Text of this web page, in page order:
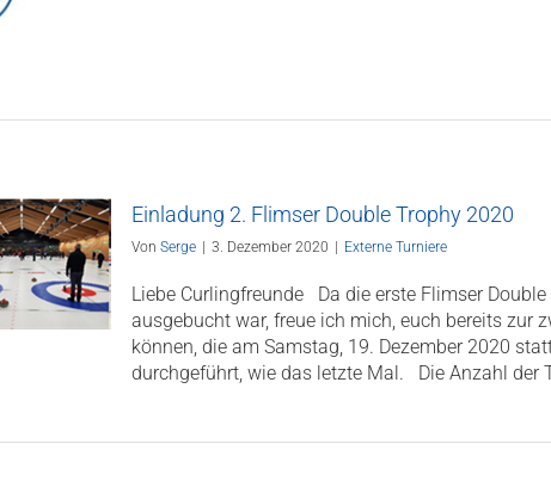
Einladung 2. Flimser Double Trophy 2020
Von Serge 3. Dezember 2020 Externe Turniere
Liebe Curlingfreunde Da die erste Flimser
ausgebucht war, freue ich mich, euch bereits zur
können, die am Samstag, 19. Dezember 2020
durchgeführt, wie das letzte Mal. Die Anzahl der